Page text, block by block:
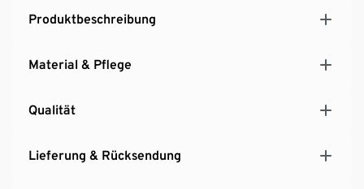
Produktbeschreibung
Material & Pflege
Qualität
Lieferung & Rücksendung